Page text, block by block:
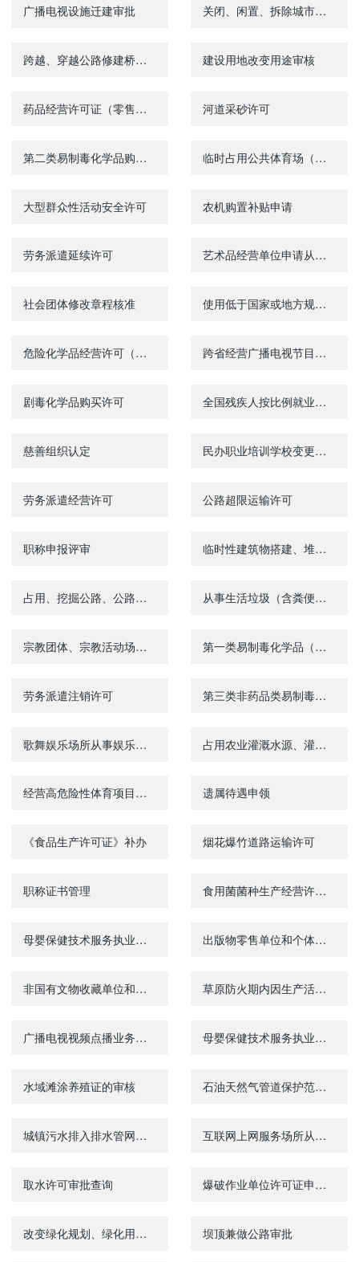
广播电视设施迁建审批 关闭、闲置、拆除城市环卫设施许可
跨越、穿越公路修建桥梁、渡槽或者架设、埋设管道、电缆等设施，及在公路用地范围内架设、埋设管线、电缆等设施，或者利用公路桥梁、公路隧道、涵洞铺设电缆等设施许可 建设用地改变用途审核
药品经营许可证（零售）核发 河道采砂许可
第二类易制毒化学品购买备案证明 临时占用公共体育场（馆）设施审批
大型群众性活动安全许可 农机购置补贴申请
劳务派遣延续许可 艺术品经营单位申请从事艺术品经营活动的备案
社会团体修改章程核准 使用低于国家或地方规定标准的农作物种子审批
危险化学品经营许可（注销） 跨省经营广播电视节目传送（无线）业务审批
剧毒化学品购买许可 全国残疾人按比例就业情况联网认证
慈善组织认定 民办职业培训学校变更审批
劳务派遣经营许可 公路超限运输许可
职称申报评审 临时性建筑物搭建、堆放物料、占道施工审批
占用、挖掘公路、公路用地或者使公路改线审批 从事生活垃圾（含粪便）经营性清扫、收集、运输、处理服务审批
宗教团体、宗教活动场所接受境外组织和个人捐赠（超过十万元）审批 第一类易制毒化学品（非药品类）购买许可办理 进度查询
劳务派遣注销许可 第三类非药品类易制毒化学品经营备案证明注销
歌舞娱乐场所从事娱乐场所经营活动的延续 占用农业灌溉水源、灌排工程设施审批
经营高危险性体育项目许可 遗属待遇申领
《食品生产许可证》补办 烟花爆竹道路运输许可
职称证书管理 食用菌菌种生产经营许可证核发（母种、原种）
母婴保健技术服务执业许可（助产技术、婚前医学检查、结扎手术、终止妊娠手术）校验 出版物零售单位和个体工商户设立审批
非国有文物收藏单位和其他单位借用国有文物收藏单位馆藏二级及以下文物审批 草原防火期内因生产活动需要在草原上野外用火审批
广播电视视频点播业务许可证（乙种）审批 母婴保健技术服务执业许可（助产技术、婚前医学检查、结扎手术、终止妊娠手术）
水域滩涂养殖证的审核 石油天然气管道保护范围内特定施工作业许可
城镇污水排入排水管网许可核发 互联网上网服务场所从业人员资格培训咨询
取水许可审批查询 爆破作业单位许可证申请审批进度查询
改变绿化规划、绿化用地的使用性质审批 坝顶兼做公路审批